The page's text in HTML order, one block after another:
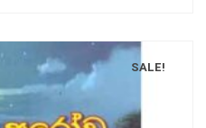
SALE!